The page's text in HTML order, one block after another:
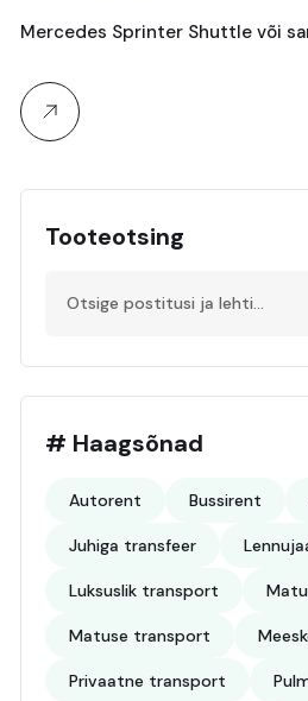
Mercedes Sprinter Shuttle või
Tooteotsing
# Haagsõnad
Autorent Bussirent
Juhiga transfeer
Luksuslik transport
Matuse transport
Privaatne transport